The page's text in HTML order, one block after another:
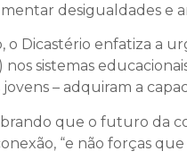
desigualdades e
o Dicastério enfatiza a
nos sistemas
jovens – adquiram a
que o futuro da
“e não forças